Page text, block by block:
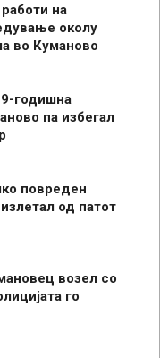
на
околу
во Куманово
годишна
па избегал
повреден
од патот
возел со
го